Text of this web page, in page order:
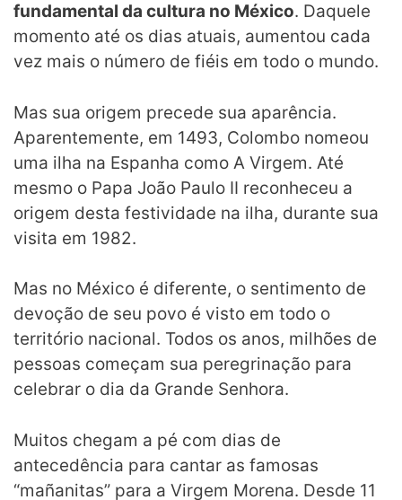
fundamental da cultura no México. Daquele
momento até os dias atuais, aumentou cada
vez mais o número de fiéis em todo o mundo.
Mas sua origem precede sua aparência.
Aparentemente, em 1493, Colombo nomeou
uma ilha na Espanha como A Virgem. Até
mesmo o Papa João Paulo II reconheceu a
origem desta festividade na ilha, durante sua
visita em 1982.
Mas no México é diferente, o sentimento de
devoção de seu povo é visto em todo o
território nacional. Todos os anos, milhões de
pessoas começam sua peregrinação para
celebrar o dia da Grande Senhora.
Muitos chegam a pé com dias de
antecedência para cantar as famosas
“mañanitas” para a Virgem Morena. Desde 11